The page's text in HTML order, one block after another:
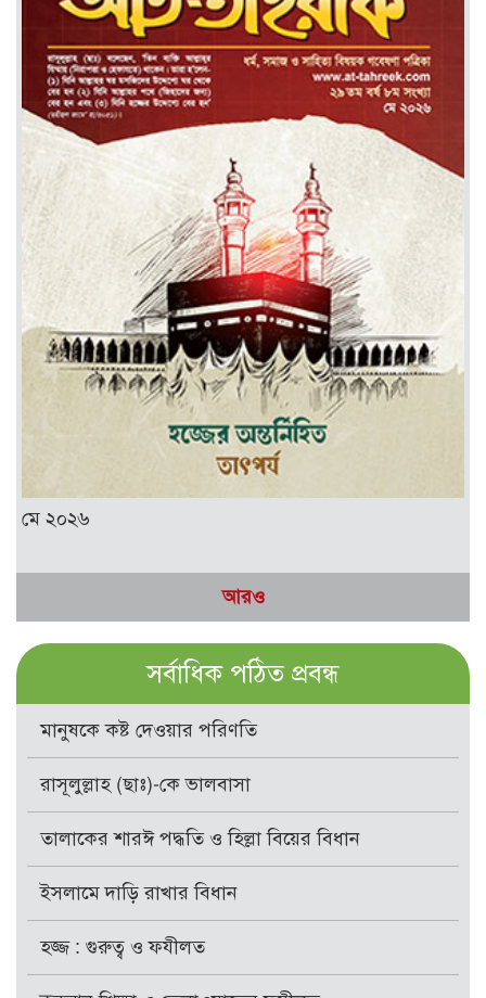
মে ২০২৬
আরও
সর্বাধিক পঠিত প্রবন্ধ
মানুষকে কষ্ট দেওয়ার পরিণতি
রাসূলুল্লাহ (ছাঃ)-কে ভালবাসা
তালাকের শারঈ পদ্ধতি ও হিল্লা বিয়ের বিধান
ইসলামে দাড়ি রাখার বিধান
হজ্জ : গুরুত্ব ও ফযীলত